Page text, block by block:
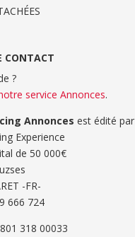
CONTACT
?
service Annonces.
Annonces est édité par
Experience
de 50 000€
-FR-
666 724‬
318 00033